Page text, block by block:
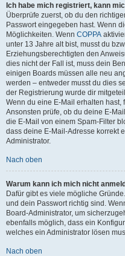
Ich habe mich registriert, kann
Überprüfe zuerst, ob du den
Passwort eingegeben hast. Wenn
Möglichkeiten. Wenn COPPA
unter 13 Jahre alt bist, musst du
Erziehungsberechtigten den
dies nicht der Fall ist, muss dein
einigen Boards müssen alle neu
werden – entweder musst du dies
der Registrierung wurde dir
Wenn du eine E-Mail erhalten hast,
Ansonsten prüfe, ob du deine E-
die E-Mail von einem Spam-Filter
dass deine E-Mail-Adresse korrekt
Administrator.
Nach oben
Warum kann ich mich nicht
Dafür gibt es viele mögliche
und dein Passwort richtig sind.
Board-Administrator, um
ebenfalls möglich, dass ein
welches ein Administrator lösen
Nach oben